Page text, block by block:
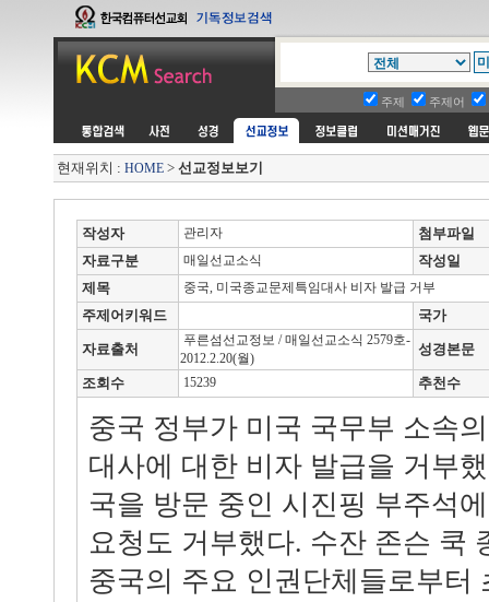
주제 주제어
현재위치 : HOME > 선교정보보기
작성자 관리자
첨부파일
자료구분
매일선교소식
작성일
제목
중국, 미국종교문제특임대사 비자 발급 거부
주제어키워드 국가
자료출처
푸른섬선교정보 / 매일선교소식 2579호-
2012.2.20(월)
성경본문
조회수 15239 추천수
중국 정부가 미국 국무부 소속
대사에 대한 비자 발급을 거부
국을 방문 중인 시진핑 부주석
요청도 거부했다. 수잔 존슨 쿡
중국의 주요 인권단체들로부터